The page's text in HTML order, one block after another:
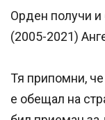
Орден получи и
(2005-2021)
Тя припомни,
е обещал на